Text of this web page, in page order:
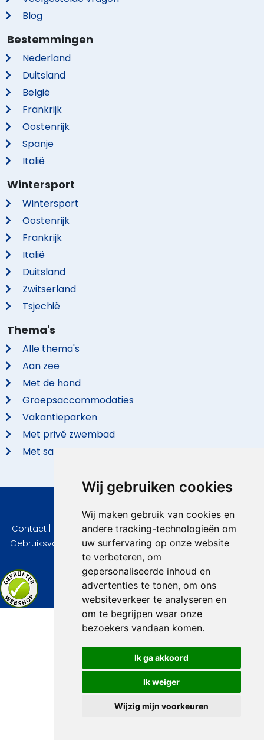
Wij gebruiken cookies
Wij maken gebruik van cookies en
andere tracking-technologieën om
uw surfervaring op onze website
te verbeteren, om
gepersonaliseerde inhoud en
advertenties te tonen, om ons
websiteverkeer te analyseren en
om te begrijpen waar onze
bezoekers vandaan komen.
Ik ga akkoord
Ik weiger
Wijzig mijn voorkeuren
Blog
Bestemmingen
Nederland
Duitsland
België
Frankrijk
Oostenrijk
Spanje
Italië
Wintersport
Wintersport
Oostenrijk
Frankrijk
Italië
Duitsland
Zwitserland
Tsjechië
Thema's
Alle thema's
Aan zee
Met de hond
Groepsaccommodaties
Vakantieparken
Met privé zwembad
Met sauna
© 2026 VidaVilla.com
Contact Privacy|Cookie instellingen|Herroepingsrecht
Gebruiksvoorwaarden|Imprint|Informatie Beoordelingen